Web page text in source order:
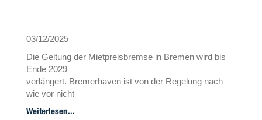
03/12/2025
Die Geltung der Mietpreisbremse in Bremen wird bis
Ende 2029
verlängert. Bremerhaven ist von der Regelung nach
wie vor nicht
erfasst.
Weiterlesen...